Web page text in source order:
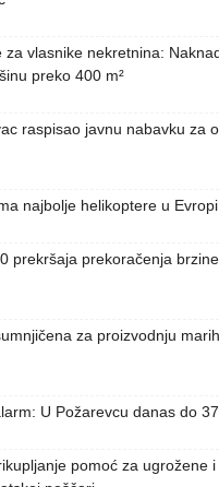
za vlasnike nekretnina:
preko 400 m²
raspisao javnu nabavku za
najbolje helikoptere u
prekršaja prekoračenja
za proizvodnju
U Požarevcu danas do
pomoć za ugrožene